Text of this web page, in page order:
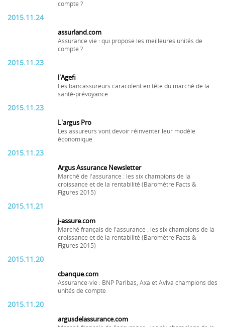
compte ?
2015.11.24
assurland.com
Assurance vie : qui propose les meilleures unités de
compte ?
2015.11.23
l'Agefi
Les bancassureurs caracolent en tête du marché de la
santé-prévoyance
2015.11.23
L'argus Pro
Les assureurs vont devoir réinventer leur modèle
économique
2015.11.23
Argus Assurance Newsletter
Marché de l'assurance : les six champions de la
croissance et de la rentabilité (Baromètre Facts &
Figures 2015)
2015.11.21
j-assure.com
Marché français de l'assurance : les six champions de la
croissance et de la rentabilité (Baromètre Facts &
Figures 2015)
2015.11.20
cbanque.com
Assurance-vie : BNP Paribas, Axa et Aviva champions des
unités de compte
2015.11.20
argusdelassurance.com